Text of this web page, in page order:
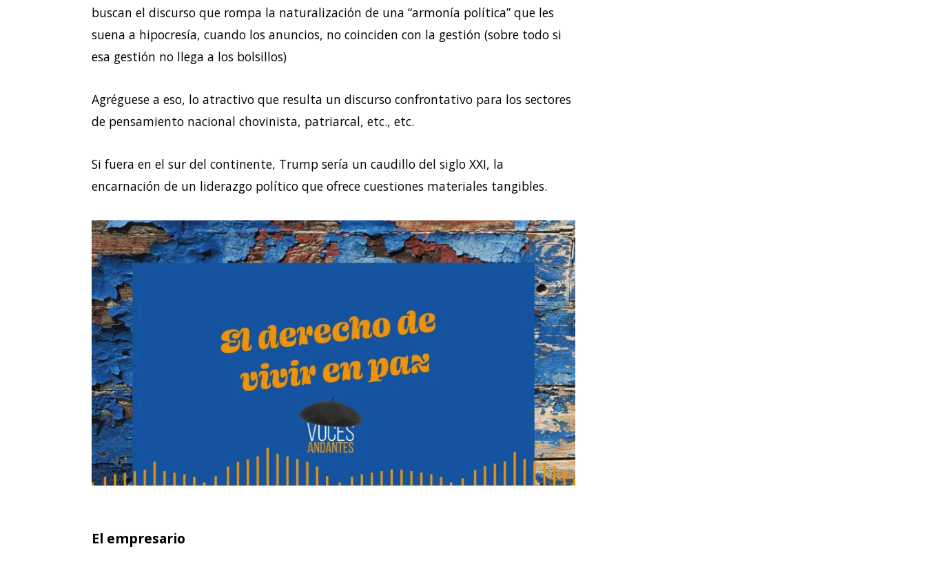
buscan el discurso que rompa la naturalización de una “armonía política” que les
suena a hipocresía, cuando los anuncios, no coinciden con la gestión (sobre todo si
esa gestión no llega a los bolsillos)
Agréguese a eso, lo atractivo que resulta un discurso confrontativo para los sectores
de pensamiento nacional chovinista, patriarcal, etc., etc.
Si fuera en el sur del continente, Trump sería un caudillo del siglo XXI, la
encarnación de un liderazgo político que ofrece cuestiones materiales tangibles.
El empresario